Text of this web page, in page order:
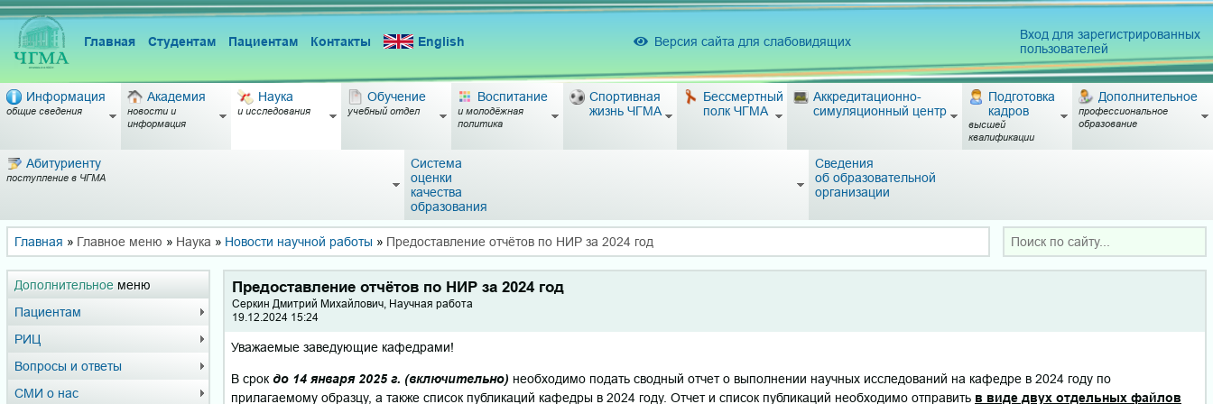
Главная Студентам Пациентам Контакты English Версия сайта для слабовидящих
Вход для зарегистрированных
пользователей
Информация
общие сведения
Академия
новости и
информация
Наука
и исследования
Обучение
учебный отдел
Воспитание
и молодёжная
политика
Спортивная
жизнь ЧГМА
Бессмертный
полк ЧГМА
Аккредитационно-
симуляционный центр
Подготовка
кадров
высшей
квалификации
Дополнительное
профессиональное
образование
Абитуриенту
поступление в ЧГМА
Система
оценки
качества
образования
Сведения
об образовательной
организации
Главная » Главное меню » Наука » Новости научной работы » Предоставление отчётов по НИР за 2024 год
Дополнительное меню
Пациентам
РИЦ
Вопросы и ответы
СМИ о нас
Предоставление отчётов по НИР за 2024 год
Серкин Дмитрий Михайлович, Научная работа
19.12.2024 15:24
Уважаемые заведующие кафедрами!
В срок до 14 января 2025 г. (включительно) необходимо подать сводный отчет о выполнении научных исследований на кафедре в 2024 году по
прилагаемому образцу, а также список публикаций кафедры в 2024 году. Отчет и список публикаций необходимо отправить в виде двух отдельных файлов